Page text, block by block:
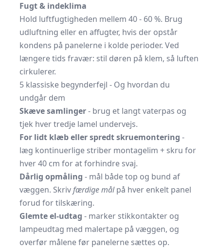
Fugt & indeklima
Hold luftfugtigheden mellem 40 - 60 %. Brug
udluftning eller en affugter, hvis der opstår
kondens på panelerne i kolde perioder. Ved
længere tids fravær: stil døren på klem, så luften
cirkulerer.
5 klassiske begynderfejl - Og hvordan du
undgår dem
Skæve samlinger- brug et langt vaterpas og
tjek hver tredje lamel undervejs.
For lidt klæb eller spredt skruemontering -
læg kontinuerlige striber montagelim + skru for
hver 40 cm for at forhindre svaj.
Dårlig opmåling - mål både top og bund af
væggen. Skrivfærdige målpå hver enkelt panel
forud for tilskæring.
Glemte el-udtag - marker stikkontakter og
lampeudtag med malertape på væggen, og
overfør målene før panelerne sættes op.